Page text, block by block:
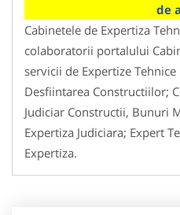
de
Cabinetele de Expertiza
colaboratorii portalului
servicii de Expertize
Desfiintarea Constructiilor;
Judiciar Constructii, Bunuri
Expertiza Judiciara; Expert
Expertiza.